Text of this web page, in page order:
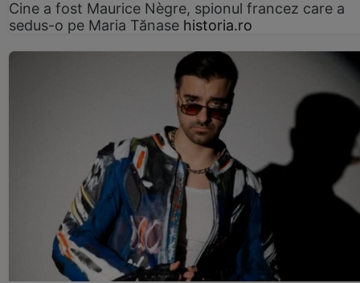
Cine a fost Maurice Nègre, spionul francez care a
sedus-o pe Maria Tănase historia.ro